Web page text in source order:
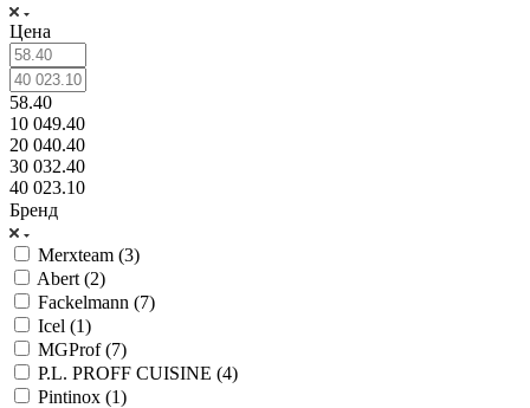
Цена
58.40
10 049.40
20 040.40
30 032.40
40 023.10
Бренд
Merxteam (3)
Abert (2)
Fackelmann (7)
Icel (1)
MGProf (7)
P.L. PROFF CUISINE (4)
Pintinox (1)